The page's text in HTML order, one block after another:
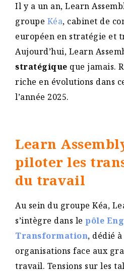
Il y a un an, Learn
groupe Kéa, cabinet de
européen en stratégie et
Aujourd’hui, Learn
stratégique que jamais.
riche en évolutions dans
l’année 2025.
Learn
piloter les
du travail
Au sein du groupe Kéa,
s’intègre dans le pôle
Transformation, dédié
organisations face aux
travail. Tensions sur les